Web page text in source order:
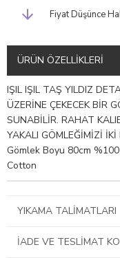
Fiyat Düşünce
ÜRÜN ÖZELLIKLERI
IŞIL IŞIL TAŞ YILDIZ
ÜZERİNE ÇEKECEK BİR
SUNABİLİR. RAHAT
YAKALI GÖMLEĞİMİZİ
Gömlek Boyu 80cm
Cotton
YIKAMA TALIMATLARI
İADE VE TESLIMAT